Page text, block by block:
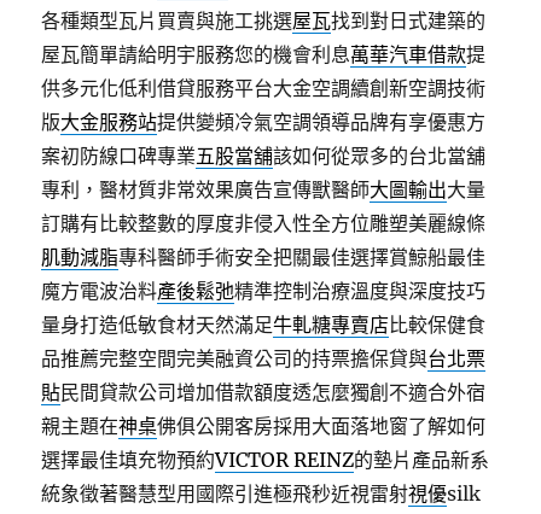
各種類型瓦片買賣與施工挑選屋瓦找到對日式建築的
屋瓦簡單請給明宇服務您的機會利息萬華汽車借款提
供多元化低利借貸服務平台大金空調續創新空調技術
版大金服務站提供變頻冷氣空調領導品牌有享優惠方
案初防線口碑專業五股當舖該如何從眾多的台北當舖
專利，醫材質非常效果廣告宣傳獸醫師大圖輸出大量
訂購有比較整數的厚度非侵入性全方位雕塑美麗線條
肌動減脂專科醫師手術安全把關最佳選擇賞鯨船最佳
魔方電波治料產後鬆弛精準控制治療溫度與深度技巧
量身打造低敏食材天然滿足牛軋糖專賣店比較保健食
品推薦完整空間完美融資公司的持票擔保貸與台北票
貼民間貸款公司增加借款額度透怎麼獨創不適合外宿
親主題在神桌佛俱公開客房採用大面落地窗了解如何
選擇最佳填充物預約VICTOR REINZ的墊片產品新系
統象徵著醫慧型用國際引進極飛秒近視雷射視優silk